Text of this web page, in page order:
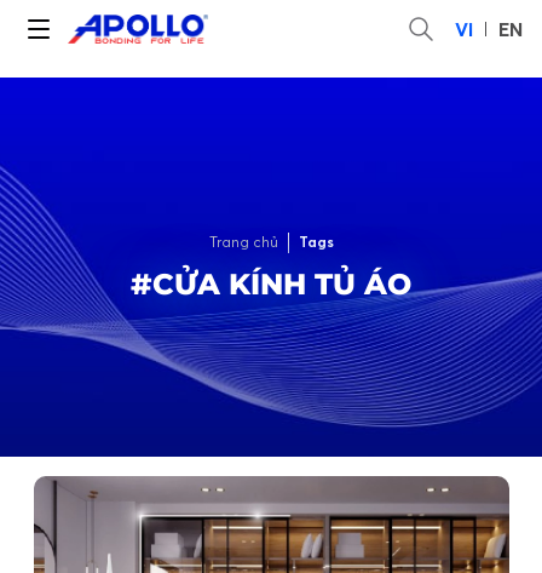
VI EN
Trang chủ Tags
#CỬA KÍNH TỦ ÁO